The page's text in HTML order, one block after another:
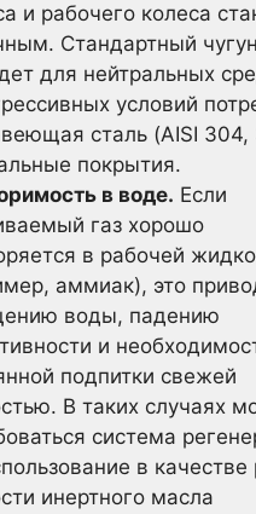
и рабочего колеса
Стандартный чугун
для нейтральных
условий
сталь (AISI 304,
покрытия.
в воде. Если
газ хорошо
в рабочей
аммиак), это
воды, падению
и
подпитки свежей
В таких случаях
система
в качестве
инертного масла